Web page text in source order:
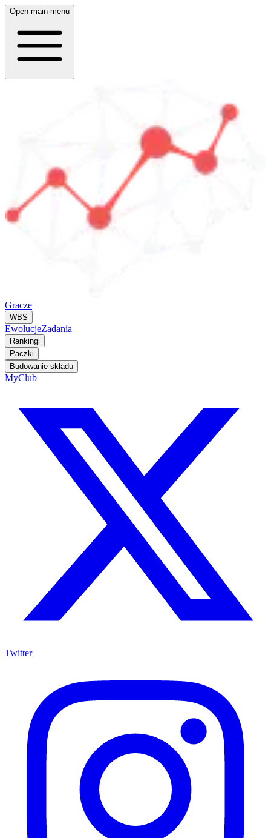
Open main menu
Gracze
WBS
EwolucjeZadania
Rankingi
Paczki
Budowanie składu
MyClub
Twitter